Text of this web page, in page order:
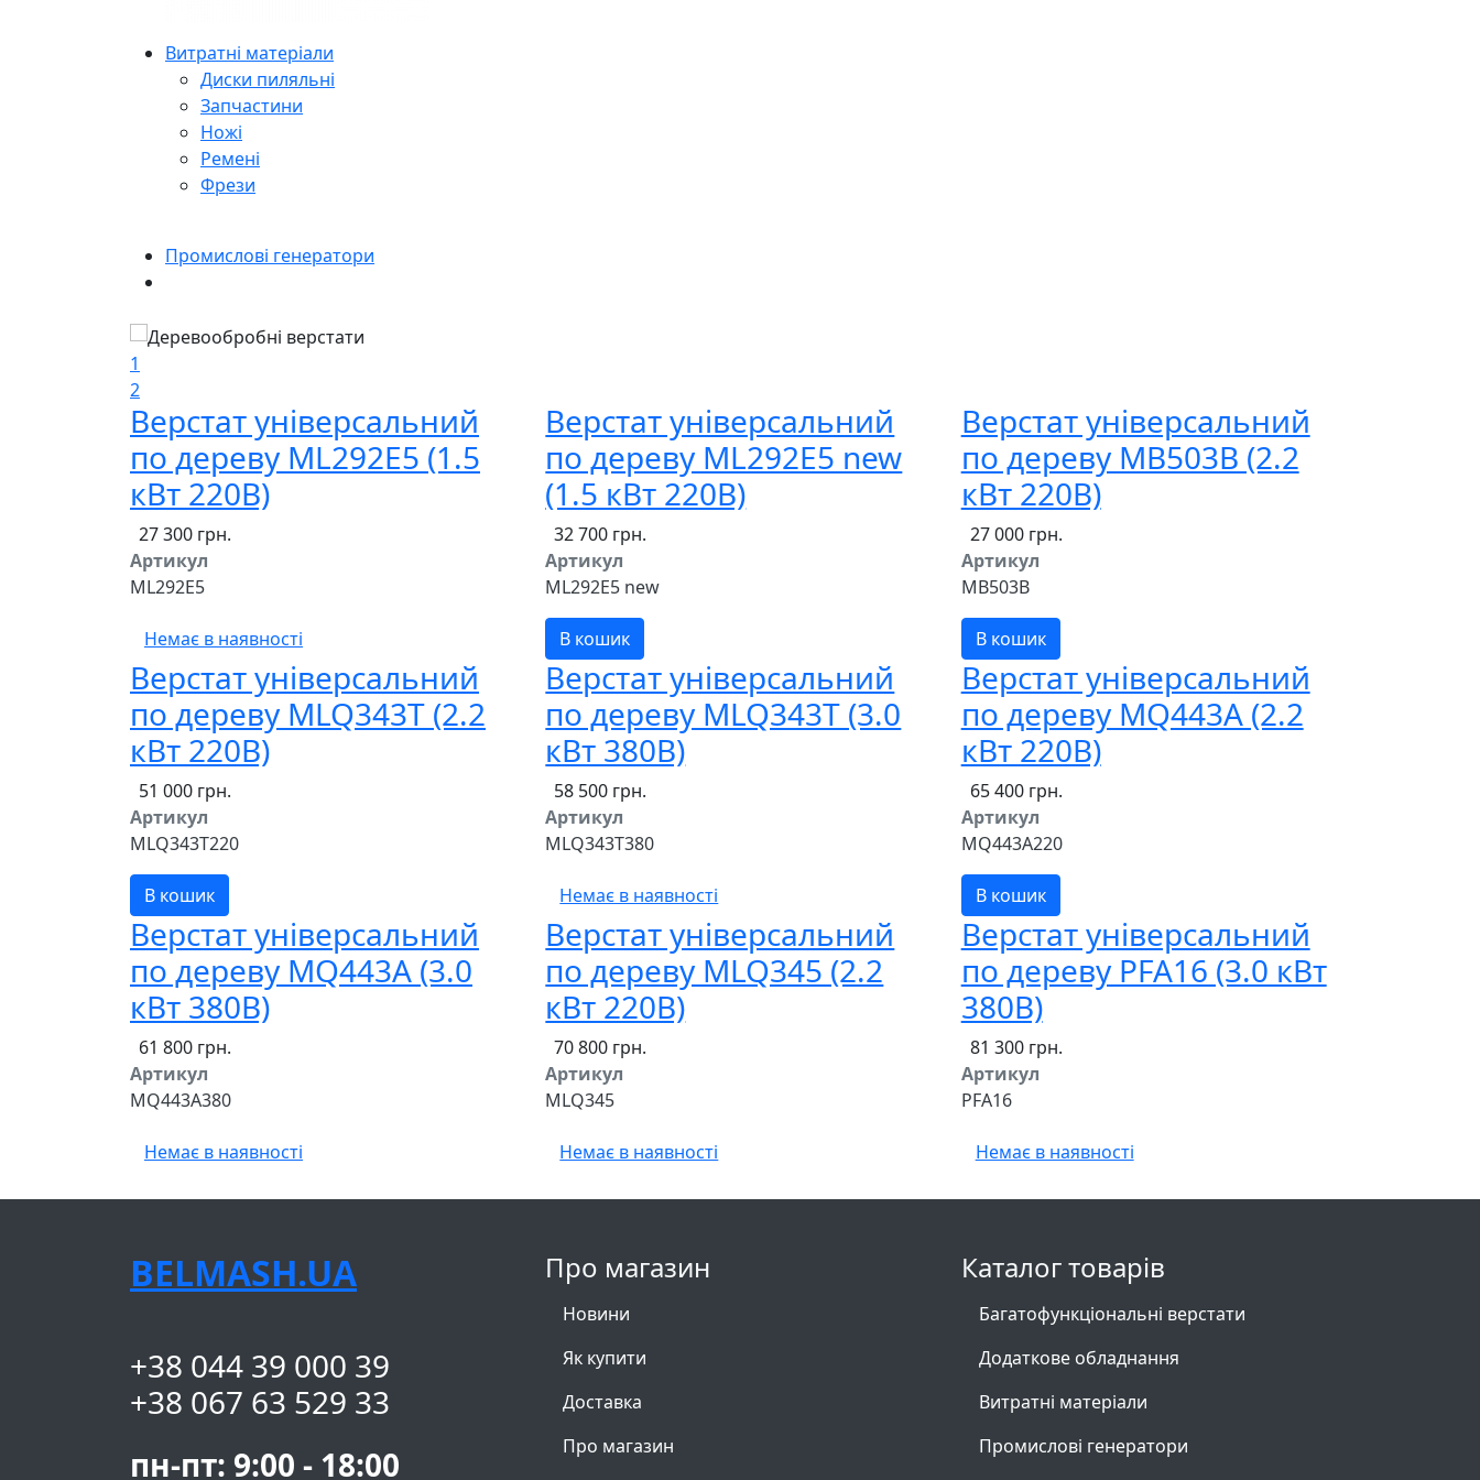
Витратні матеріали
Диски пиляльні
Запчастини
Ножі
Ремені
Фрези
Промислові генератори
1
2
Верстат універсальний
по дереву ML292E5 (1.5
кВт 220В)
27 300 грн.
Артикул
ML292E5
Немає в наявності
Верстат універсальний
по дереву ML292E5 new
(1.5 кВт 220В)
32 700 грн.
Артикул
ML292E5 new
В кошик
Верстат універсальний
по дереву MB503B (2.2
кВт 220В)
27 000 грн.
Артикул
MB503B
В кошик
Верстат універсальний
по дереву MLQ343T (2.2
кВт 220В)
51 000 грн.
Артикул
MLQ343T220
В кошик
Верстат універсальний
по дереву MLQ343T (3.0
кВт 380В)
58 500 грн.
Артикул
MLQ343T380
Немає в наявності
Верстат універсальний
по дереву MQ443A (2.2
кВт 220В)
65 400 грн.
Артикул
MQ443A220
В кошик
Верстат універсальний
по дереву MQ443A (3.0
кВт 380В)
61 800 грн.
Артикул
MQ443A380
Немає в наявності
Верстат універсальний
по дереву MLQ345 (2.2
кВт 220В)
70 800 грн.
Артикул
MLQ345
Немає в наявності
Верстат універсальний
по дереву PFA16 (3.0 кВт
380В)
81 300 грн.
Артикул
PFA16
Немає в наявності
Про магазин
Новини
Як купити
Доставка
Про магазин
Каталог товарів
Багатофункціональні верстати
Додаткове обладнання
Витратні матеріали
Промислові генератори
BELMASH.UA
+38 044 39 000 39
+38 067 63 529 33
пн-пт: 9:00 - 18:00